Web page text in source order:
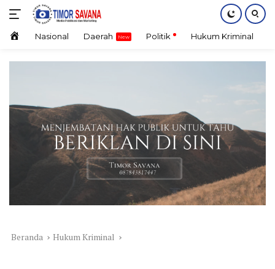
Langsung
konten HomeNasional Daerah Politik Hukum Kriminal
Beranda Hukum Kriminal